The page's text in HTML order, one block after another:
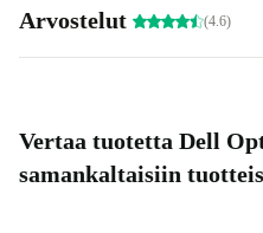
Arvostelut (4.6)
Vertaa tuotetta Dell
samankaltaisiin